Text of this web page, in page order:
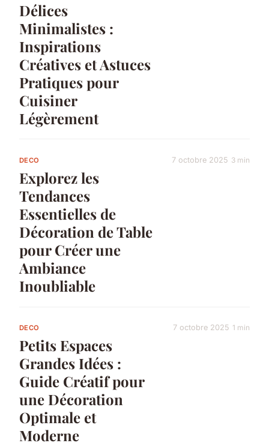
Délices
Minimalistes :
Inspirations
Créatives et Astuces
Pratiques pour
Cuisiner
Légèrement
DECO
Explorez les
Tendances
Essentielles de
Décoration de Table
pour Créer une
Ambiance
Inoubliable
7 octobre 2025 3 min
DECO
Petits Espaces
Grandes Idées :
Guide Créatif pour
une Décoration
Optimale et
Moderne
7 octobre 2025 1 min